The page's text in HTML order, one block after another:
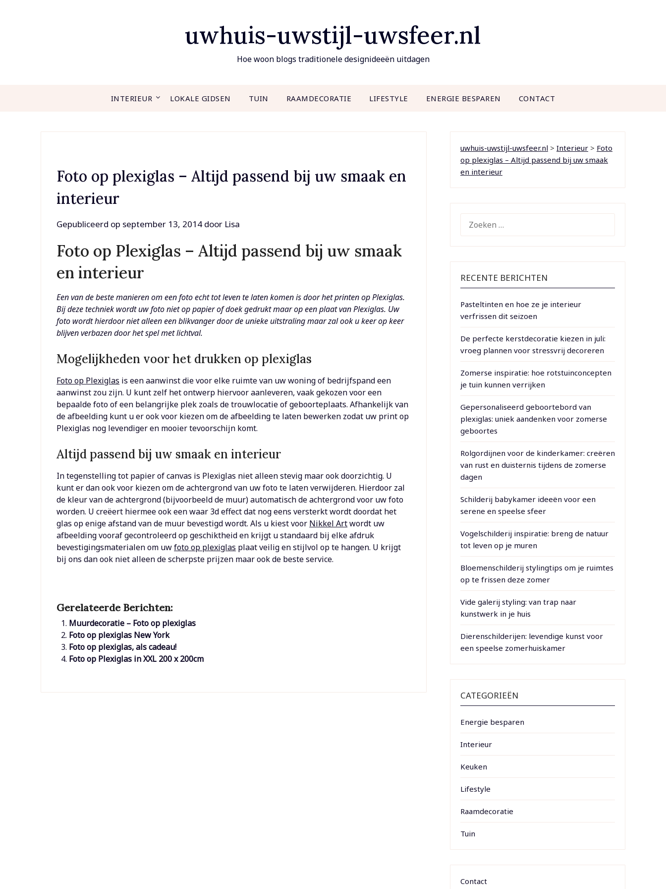
uwhuis-uwstijl-uwsfeer.nl
Hoe woon blogs traditionele designideeën uitdagen
INTERIEUR LOKALE GIDSEN TUIN RAAMDECORATIE LIFESTYLE ENERGIE BESPAREN CONTACT
Foto op plexiglas – Altijd passend bij uw smaak en
interieur
Gepubliceerd op september 13, 2014 door Lisa
Foto op Plexiglas – Altijd passend bij uw smaak
en interieur
Een van de beste manieren om een foto echt tot leven te laten komen is door het printen op Plexiglas.
Bij deze techniek wordt uw foto niet op papier of doek gedrukt maar op een plaat van Plexiglas. Uw
foto wordt hierdoor niet alleen een blikvanger door de unieke uitstraling maar zal ook u keer op keer
blijven verbazen door het spel met lichtval.
Mogelijkheden voor het drukken op plexiglas
Foto op Plexiglas is een aanwinst die voor elke ruimte van uw woning of bedrijfspand een
aanwinst zou zijn. U kunt zelf het ontwerp hiervoor aanleveren, vaak gekozen voor een
bepaalde foto of een belangrijke plek zoals de trouwlocatie of geboorteplaats. Afhankelijk van
de afbeelding kunt u er ook voor kiezen om de afbeelding te laten bewerken zodat uw print op
Plexiglas nog levendiger en mooier tevoorschijn komt.
Altijd passend bij uw smaak en interieur
In tegenstelling tot papier of canvas is Plexiglas niet alleen stevig maar ook doorzichtig. U
kunt er dan ook voor kiezen om de achtergrond van uw foto te laten verwijderen. Hierdoor zal
de kleur van de achtergrond (bijvoorbeeld de muur) automatisch de achtergrond voor uw foto
worden. U creëert hiermee ook een waar 3d effect dat nog eens versterkt wordt doordat het
glas op enige afstand van de muur bevestigd wordt. Als u kiest voor Nikkel Artwordt uw
afbeelding vooraf gecontroleerd op geschiktheid en krijgt u standaard bij elke afdruk
bevestigingsmaterialen om uwfoto op plexiglas plaat veilig en stijlvol op te hangen. U krijgt
bij ons dan ook niet alleen de scherpste prijzen maar ook de beste service.
Gerelateerde Berichten:
Muurdecoratie – Foto op plexiglas
Foto op plexiglas New York
Foto op plexiglas, als cadeau!
Foto op Plexiglas in XXL 200 x 200cm
uwhuis-uwstijl-uwsfeer.nl> Interieur> Foto
op plexiglas – Altijd passend bij uw smaak
en interieur
NAAR:
RECENTE BERICHTEN
Pasteltinten en hoe ze je interieur
verfrissen dit seizoen
De perfecte kerstdecoratie kiezen in juli:
vroeg plannen voor stressvrij decoreren
Zomerse inspiratie: hoe rotstuinconcepten
je tuin kunnen verrijken
Gepersonaliseerd geboortebord van
plexiglas: uniek aandenken voor zomerse
geboortes
Rolgordijnen voor de kinderkamer: creëren
van rust en duisternis tijdens de zomerse
dagen
Schilderij babykamer ideeën voor een
serene en speelse sfeer
Vogelschilderij inspiratie: breng de natuur
tot leven op je muren
Bloemenschilderij stylingtips om je ruimtes
op te frissen deze zomer
Vide galerij styling: van trap naar
kunstwerk in je huis
Dierenschilderijen: levendige kunst voor
een speelse zomerhuiskamer
CATEGORIEËN
Energie besparen
Interieur
Keuken
Lifestyle
Raamdecoratie
Tuin
Contact